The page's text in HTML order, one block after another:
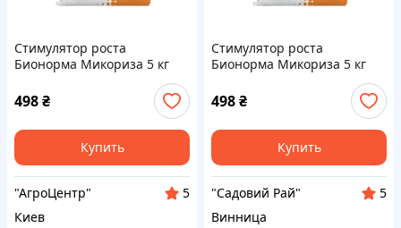
Стимулятор роста
Бионорма Микориза 5 кг
(россипь)BioNorma Украина
498₴
Купить
"АгроЦентр"
5
Киев
Стимулятор роста
Бионорма Микориза 5 кг
Украина
498₴
Купить
"Садовий Рай"
5
Винница